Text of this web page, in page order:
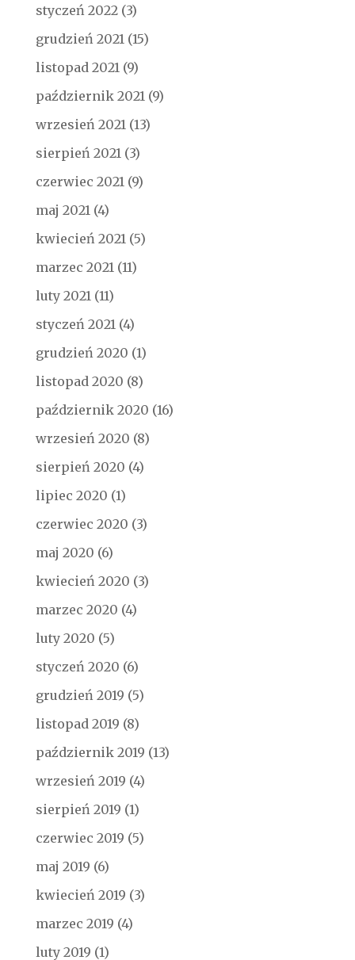
styczeń 2022(3)
grudzień 2021 (15)
listopad 2021 (9)
październik 2021 (9)
wrzesień 2021 (13)
sierpień 2021 (3)
czerwiec 2021 (9)
maj 2021 (4)
kwiecień 2021 (5)
marzec 2021 (11)
luty 2021 (11)
styczeń 2021 (4)
grudzień 2020 (1)
listopad 2020 (8)
październik 2020 (16)
wrzesień 2020 (8)
sierpień 2020 (4)
lipiec 2020 (1)
czerwiec 2020 (3)
maj 2020 (6)
kwiecień 2020 (3)
marzec 2020 (4)
luty 2020 (5)
styczeń 2020 (6)
grudzień 2019 (5)
listopad 2019 (8)
październik 2019 (13)
wrzesień 2019 (4)
sierpień 2019 (1)
czerwiec 2019 (5)
maj 2019 (6)
kwiecień 2019 (3)
marzec 2019 (4)
luty 2019 (1)